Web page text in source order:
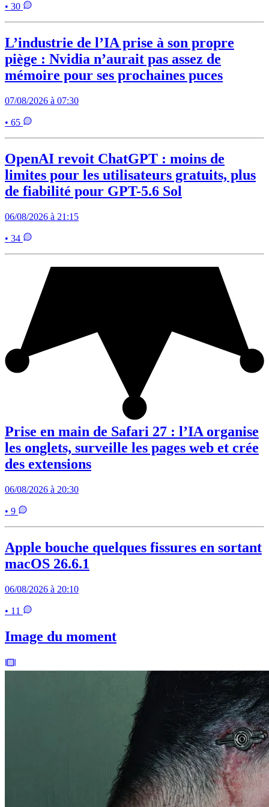
• 30
L’industrie de l’IA prise à son propre
piège : Nvidia n’aurait pas assez de
mémoire pour ses prochaines puces
07/08/2026 à 07:30
• 65
OpenAI revoit ChatGPT : moins de
limites pour les utilisateurs gratuits, plus
de fiabilité pour GPT-5.6 Sol
06/08/2026 à 21:15
• 34
Prise en main de Safari 27 : l’IA organise
les onglets, surveille les pages web et crée
des extensions
06/08/2026 à 20:30
• 9
Apple bouche quelques fissures en sortant
macOS 26.6.1
06/08/2026 à 20:10
• 11
Image du moment